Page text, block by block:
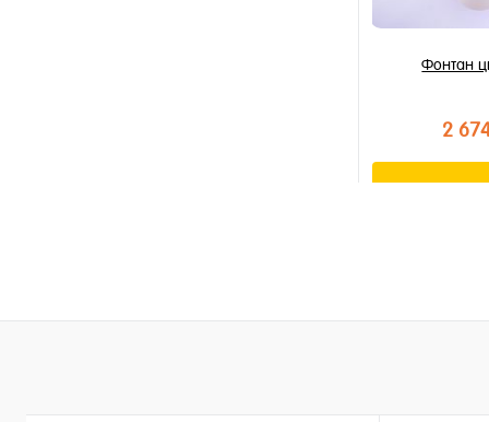
Фонтан
2